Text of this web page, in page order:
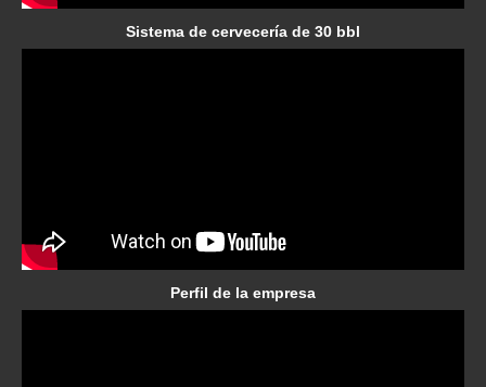
Sistema de cervecería de 30 bbl
Perfil de la empresa